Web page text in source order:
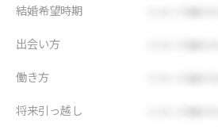
結婚希望時期
出会い方
働き方
将来引っ越し